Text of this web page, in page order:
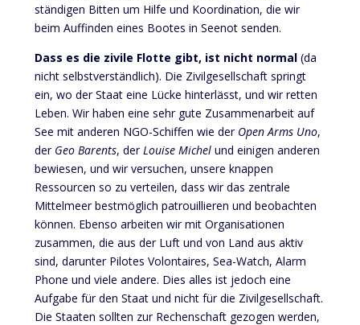
ständigen Bitten um Hilfe und Koordination, die wir
beim Auffinden eines Bootes in Seenot senden.
Dass es die zivile Flotte gibt, ist nicht normal (da
nicht selbstverständlich). Die Zivilgesellschaft springt
ein, wo der Staat eine Lücke hinterlässt, und wir retten
Leben. Wir haben eine sehr gute Zusammenarbeit auf
See mit anderen NGO-Schiffen wie der Open Arms Uno,
der Geo Barents, der Louise Michelund einigen anderen
bewiesen, und wir versuchen, unsere knappen
Ressourcen so zu verteilen, dass wir das zentrale
Mittelmeer bestmöglich patrouillieren und beobachten
können. Ebenso arbeiten wir mit Organisationen
zusammen, die aus der Luft und von Land aus aktiv
sind, darunter Pilotes Volontaires, Sea-Watch, Alarm
Phone und viele andere. Dies alles ist jedoch eine
Aufgabe für den Staat und nicht für die Zivilgesellschaft.
Die Staaten sollten zur Rechenschaft gezogen werden,